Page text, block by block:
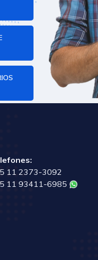
11 2373-3092
11 93411-6985